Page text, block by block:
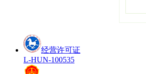
经营许可证
L-HUN-100535